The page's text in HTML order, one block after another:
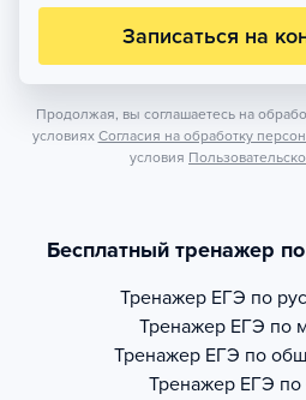
Записаться на
Продолжая, вы соглашаетесь на
условиях Согласия на обработку
условия
Бесплатный тренажер
Тренажер ЕГЭ по
Тренажер ЕГЭ по
Тренажер ЕГЭ по
Тренажер ЕГЭ по